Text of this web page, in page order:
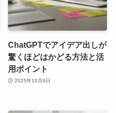
ChatGPTでアイデア出しが
驚くほどはかどる方法と活
用ポイント
2025年10月9日